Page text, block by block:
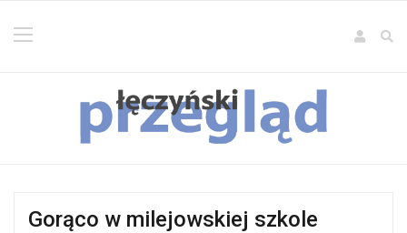
Gorąco w milejowskiej szkole